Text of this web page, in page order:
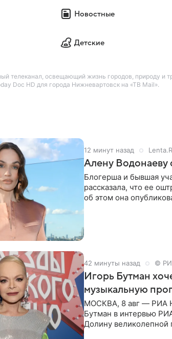
Новостные
Детские
телеканал, освещающий жизнь городов, природу и
Doc HD для города Нижневартовск на «ТВ Mail».
12 минут назад
Алену
Блогерша и бывшая
рассказала, что ее
об этом она
42 минуты назад ©
Игорь Бутман
музыкальную
МОСКВА, 8 авг — РИА
Бутман в интервью
Долину великолепной